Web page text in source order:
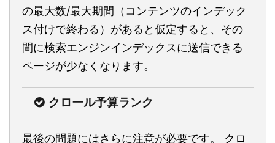
の最大数/最大期間（コンテンツのインデック
ス付けで終わる）があると仮定すると、その
間に検索エンジンインデックスに送信できる
ページが少なくなります。
クロール予算ランク
最後の問題にはさらに注意が必要です。 クロ